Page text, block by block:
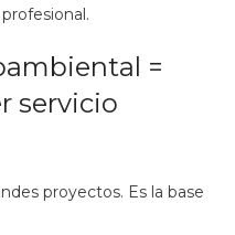
=
servicio
proyectos. Es la base